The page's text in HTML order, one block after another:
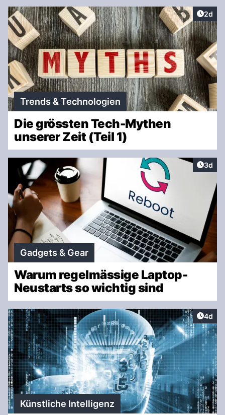
2d
Trends & Technologien
Die grössten Tech-Mythen
unserer Zeit (Teil 1)
3d
Gadgets & Gear
Warum regelmässige Laptop-
Neustarts so wichtig sind
4d
Künstliche Intelligenz